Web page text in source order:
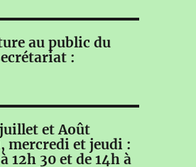
au public du
:
et Août
mercredi et jeudi :
12h 30 et de 14h à